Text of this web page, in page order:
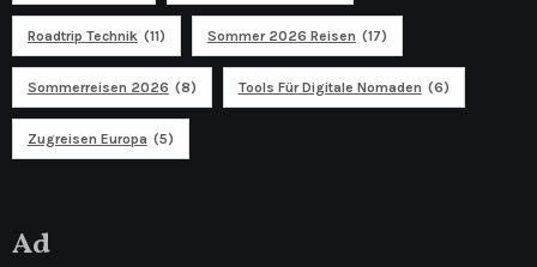
Roadtrip Technik (11) Sommer 2026 Reisen (17)
Sommerreisen 2026 (8) Tools Für Digitale Nomaden (6)
Zugreisen Europa (5)
Ad